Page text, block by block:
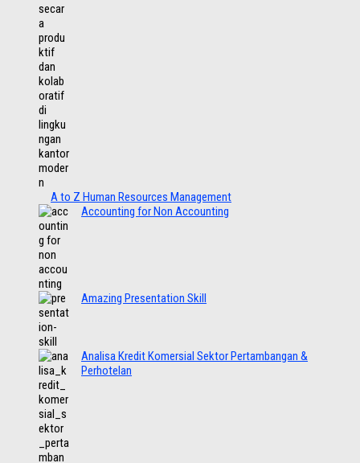
A to Z Human Resources Management
Accounting for Non Accounting
Amazing Presentation Skill
Analisa Kredit Komersial Sektor Pertambangan &
Perhotelan